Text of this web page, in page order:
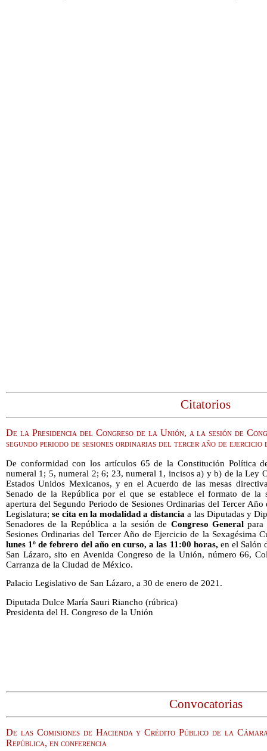
Citatorios
De la Presidencia del Congreso de la Unión, a la sesión de
segundo periodo de sesiones ordinarias del tercer año de
De conformidad con los artículos 65 de la Constitución Política
numeral 1; 5, numeral 2; 6; 23, numeral 1, incisos a) y b) de la Ley
Estados Unidos Mexicanos, y en el Acuerdo de las mesas
Senado de la República por el que se establece el formato de la
apertura del Segundo Periodo de Sesiones Ordinarias del Tercer
Legislatura;se cita en la modalidad a distancia a las Diputadas y
Senadores de la República a la sesión de Congreso Generalpara
Sesiones Ordinarias del Tercer Año de Ejercicio de la Sexagésima
lunes 1º de febrero del año en curso, a las 11:00 horas, en el Salón
San Lázaro, sito en Avenida Congreso de la Unión, número 66,
Carranza de la Ciudad de México.
Palacio Legislativo de San Lázaro, a 30 de enero de 2021.
Diputada Dulce María Sauri Riancho (rúbrica)
Presidenta del H. Congreso de la Unión
Convocatorias
De las Comisiones de Hacienda y Crédito Público de la
República, en conferencia